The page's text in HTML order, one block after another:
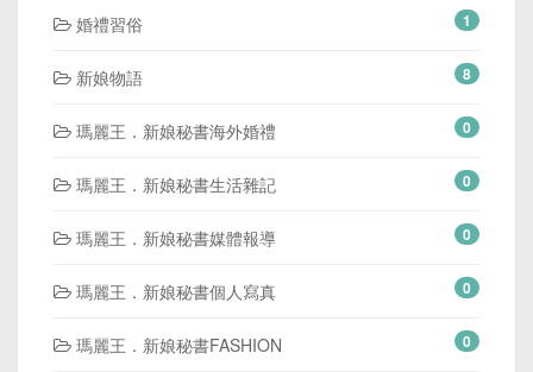
婚禮習俗 1
新娘物語 8
瑪麗王．新娘秘書海外婚禮 0
瑪麗王．新娘秘書生活雜記 0
瑪麗王．新娘秘書媒體報導 0
瑪麗王．新娘秘書個人寫真 0
瑪麗王．新娘秘書FASHION 0